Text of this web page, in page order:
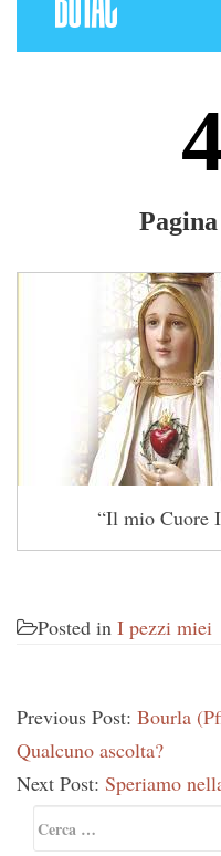
“Il mio Cuore
Posted in I pezzi miei
Previous Post: Bourla
Qualcuno ascolta?
Next Post: Speriamo
Sidebar
per: